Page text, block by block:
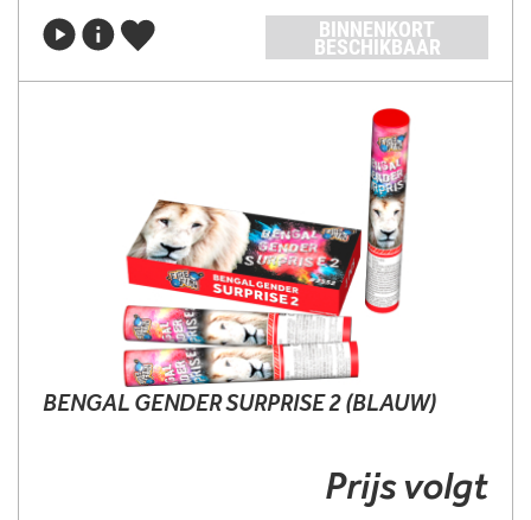
BINNENKORT
BESCHIKBAAR
BENGAL GENDER SURPRISE 2 (BLAUW)
Prijs volgt